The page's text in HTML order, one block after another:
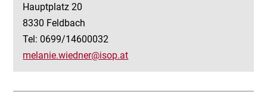
Hauptplatz 20
8330 Feldbach
Tel: 0699/14600032
melanie.wiedner@isop.at